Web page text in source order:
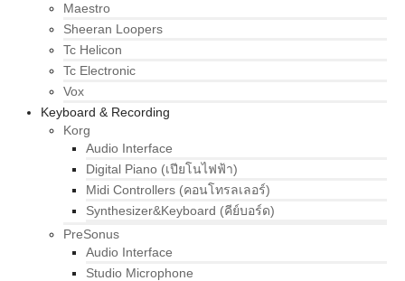
Maestro
Sheeran Loopers
Tc Helicon
Tc Electronic
Vox
Keyboard & Recording
Korg
Audio Interface
Digital Piano (เปียโนไฟฟ้า)
Midi Controllers (คอนโทรลเลอร์)
Synthesizer&Keyboard (คีย์บอร์ด)
PreSonus
Audio Interface
Studio Microphone